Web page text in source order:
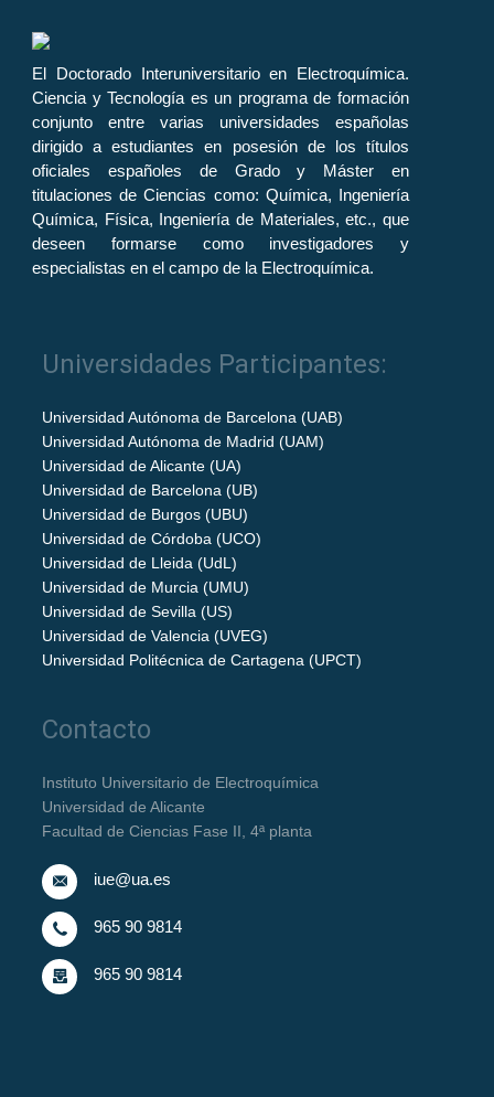
El Doctorado Interuniversitario en Electroquímica.
Ciencia y Tecnología es un programa de formación
conjunto entre varias universidades españolas
dirigido a estudiantes en posesión de los títulos
oficiales españoles de Grado y Máster en
titulaciones de Ciencias como: Química, Ingeniería
Química, Física, Ingeniería de Materiales, etc., que
deseen formarse como investigadores y
especialistas en el campo de la Electroquímica.
Universidades Participantes:
Universidad Autónoma de Barcelona (UAB)
Universidad Autónoma de Madrid (UAM)
Universidad de Alicante (UA)
Universidad de Barcelona (UB)
Universidad de Burgos (UBU)
Universidad de Córdoba (UCO)
Universidad de Lleida (UdL)
Universidad de Murcia (UMU)
Universidad de Sevilla (US)
Universidad de Valencia (UVEG)
Universidad Politécnica de Cartagena (UPCT)
Contacto
Instituto Universitario de Electroquímica
Universidad de Alicante
Facultad de Ciencias Fase II, 4ª planta
iue@ua.es
965 90 9814
965 90 9814